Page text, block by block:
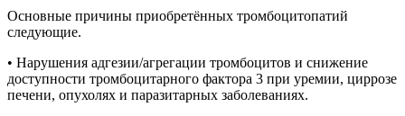
Основные причины приобретённых тромбоцитопатий
следующие.
• Нарушения адгезии/агрегации тромбоцитов и снижение
доступности тромбоцитарного фактора 3 при уремии, циррозе
печени, опухолях и паразитарных заболеваниях.